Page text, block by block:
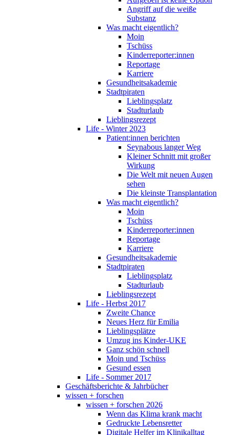
Angriff auf die weiße
Substanz
Was macht eigentlich?
Moin
Tschüss
Kinderreporter:innen
Reportage
Karriere
Gesundheitsakademie
Stadtpiraten
Lieblingsplatz
Stadturlaub
Lieblingsrezept
Life - Winter 2023
Patient:innen berichten
Seynabous langer Weg
Kleiner Schnitt mit großer
Wirkung
Die Welt mit neuen Augen
sehen
Die kleinste Transplantation
Was macht eigentlich?
Moin
Tschüss
Kinderreporter:innen
Reportage
Karriere
Gesundheitsakademie
Stadtpiraten
Lieblingsplatz
Stadturlaub
Lieblingsrezept
Life - Herbst 2017
Zweite Chance
Neues Herz für Emilia
Lieblingsplätze
Umzug ins Kinder-UKE
Ganz schön schnell
Moin und Tschüss
Gesund essen
Life - Sommer 2017
Geschäftsberichte & Jahrbücher
wissen + forschen
wissen + forschen 2026
Wenn das Klima krank macht
Gedruckte Lebensretter
Digitale Helfer im Klinikalltag